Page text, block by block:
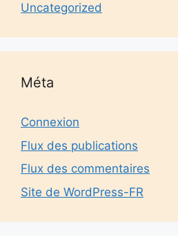
Uncategorized
Méta
Connexion
Flux des publications
Flux des commentaires
Site de WordPress-FR